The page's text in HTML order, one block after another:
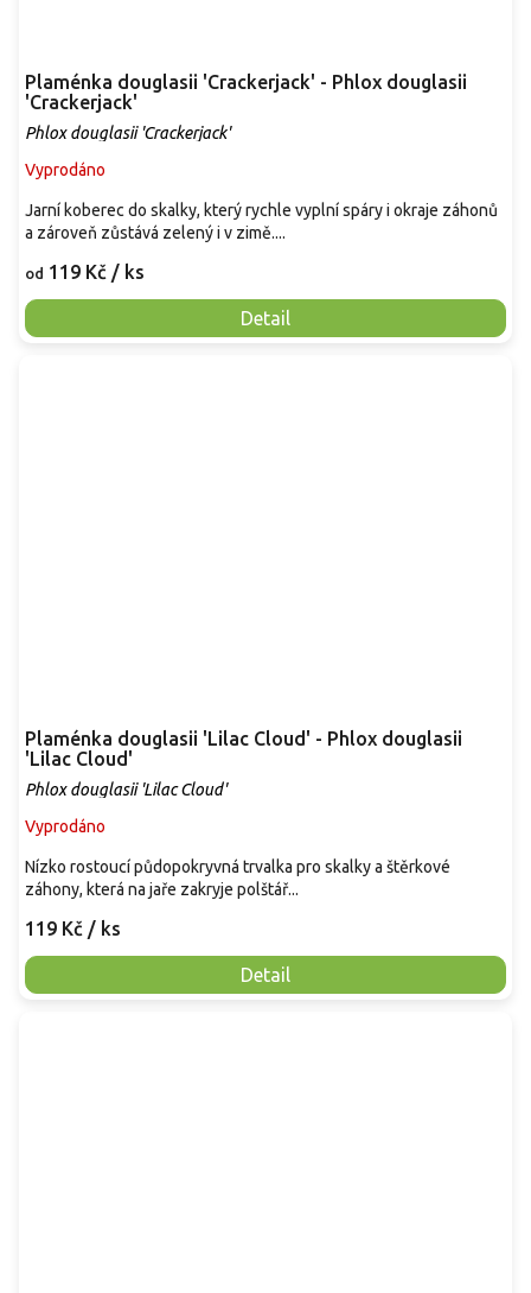
Plaménka douglasii 'Crackerjack' - Phlox douglasii
'Crackerjack'
Phlox douglasii 'Crackerjack'
Vyprodáno
od 119 Kč / ks
Detail
Jarní koberec do skalky, který rychle vyplní spáry i okraje záhonů
a zároveň zůstává zelený i v zimě....
Plaménka douglasii 'Lilac Cloud' - Phlox douglasii
'Lilac Cloud'
Phlox douglasii 'Lilac Cloud'
Vyprodáno
119 Kč / ks
Detail
Nízko rostoucí půdopokryvná trvalka pro skalky a štěrkové
záhony, která na jaře zakryje polštář...